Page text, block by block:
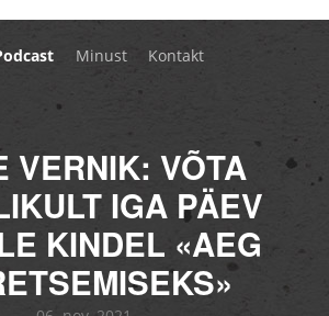
Minust Kontakt
VERNIK: VÕTA
IGA PÄEV
KINDEL «AEG